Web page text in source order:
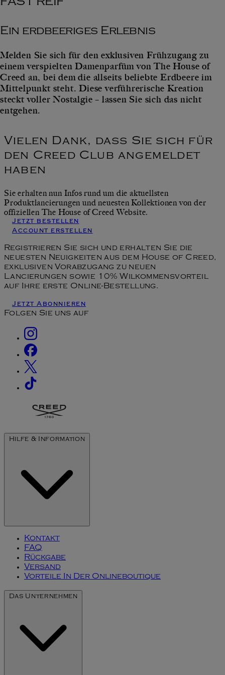
FAST REIF
Ein erdbeeriges Erlebnis
Melden Sie sich für den exklusiven Frühzugang zu
einem verspielten Damenparfüm von The House of
Creed an, bei dem die allseits beliebte Erdbeere im
Mittelpunkt steht. Diese verführerische Kreation
steckt voller Nostalgie – lassen Sie sich das nicht
entgehen.
Vielen Dank, dass Sie sich für
den Creed Club angemeldet
haben
Sie erhalten nun Infos rund um die aktuellsten
Produktlancierungen und neuesten Kollektionen von der
offiziellen The House of Creed Website.
Jetzt bestellen
Account erstellen
Registrieren Sie sich und erhalten Sie die
neuesten Neuigkeiten aus dem House of Creed,
exklusiven Vorabzugang zu neuen
Lancierungen sowie 10% Wilkommensvorteil
auf Ihre erste Online-Bestellung.
Jetzt Abonnieren
Folgen Sie uns auf
Hilfe & Information
Kontakt
FAQ
Rückgabe
Versand
Vorteile In Der Onlineboutique
Das Unternehmen